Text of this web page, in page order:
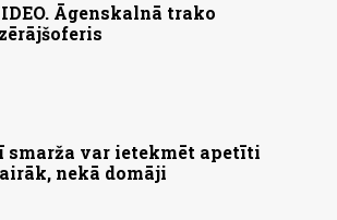
Āgenskalnā trako
smarža var ietekmēt apetīti
nekā domāji